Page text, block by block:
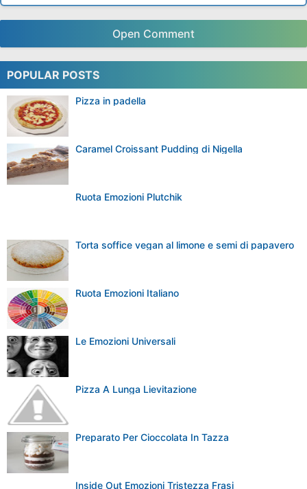
commenti che corrispondono all'argomento di questo post
di pagina.
Open Comment
POPULAR POSTS